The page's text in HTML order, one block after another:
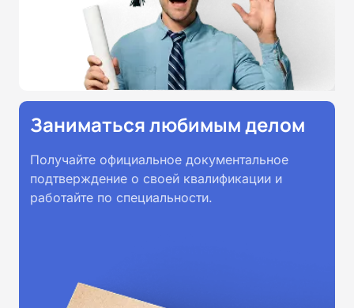
Заниматься любимым делом
Получайте официальное документальное
подтверждение о своей квалификации и
работайте по специальности.